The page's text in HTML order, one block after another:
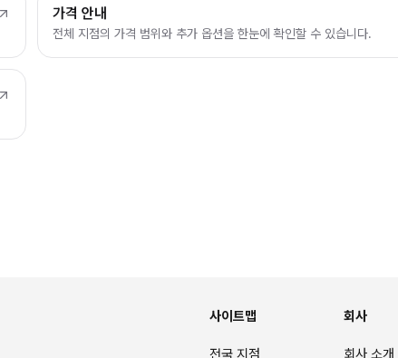
가격 안내
전체 지점의 가격 범위와 추가 옵션을 한눈에 확인할 수 있습니다.
사이트맵
전국 지점
회사
회사 소개